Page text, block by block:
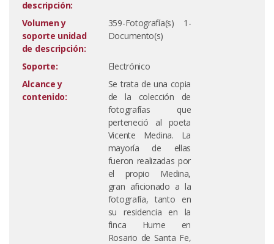
descripción:
Volumen y
soporte unidad
de descripción:
359-Fotografía(s) 1-
Documento(s)
Soporte:
Electrónico
Alcance y
contenido:
Se trata de una copia
de la colección de
fotografías que
perteneció al poeta
Vicente Medina. La
mayoría de ellas
fueron realizadas por
el propio Medina,
gran aficionado a la
fotografía, tanto en
su residencia en la
finca Hume en
Rosario de Santa Fe,